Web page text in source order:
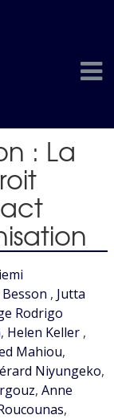
: La
, Jutta
Rodrigo
, Helen Keller ,
Mahiou,
Niyungeko,
, Anne
,